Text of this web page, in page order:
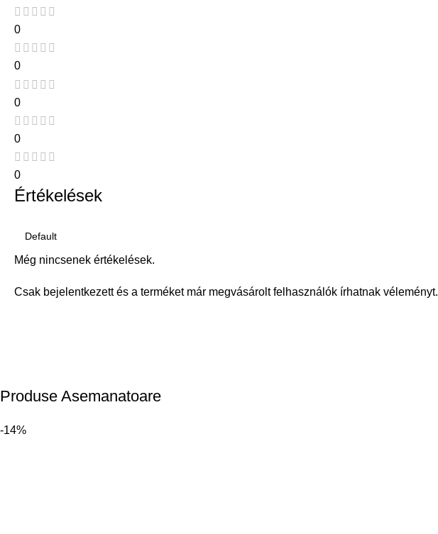
0
0
0
0
0
Értékelések
Még nincsenek értékelések.
Csak bejelentkezett és a terméket már megvásárolt felhasználók írhatnak véleményt.
Produse Asemanatoare
-14%